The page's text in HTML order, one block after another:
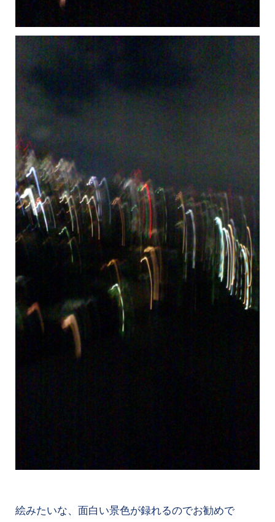
絵みたいな、面白い景色が録れるのでお勧めで